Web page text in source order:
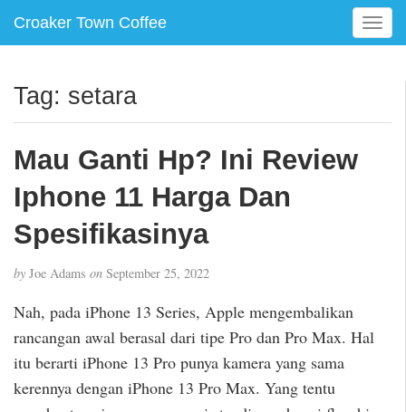
Croaker Town Coffee
T
o
e
Tag: setara
Mau Ganti Hp? Ini Review
Iphone 11 Harga Dan
Spesifikasinya
by Joe Adams on September 25, 2022
Nah, pada iPhone 13 Series, Apple mengembalikan
rancangan awal berasal dari tipe Pro dan Pro Max. Hal
itu berarti iPhone 13 Pro punya kamera yang sama
kerennya dengan iPhone 13 Pro Max. Yang tentu